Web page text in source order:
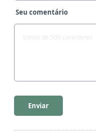
Seu comentário
Enviar